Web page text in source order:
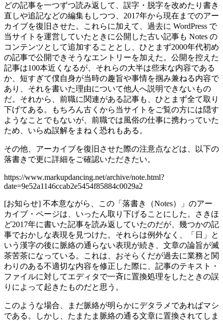
どの記事を一つずつ読み返して、誤字・脱字を改めたり書き
直しや追記などの編集もしつつ、2017年から現在までのアー
カイブを復旧させた。これらに加えて、過去に WordPress で
当サイトを運営していたときに公開した古い記事も Notes の
コンテンツとして追加することとし、ひとまず2000年代初め
の記事で公開できそうなエントリーを加えた。公開を控えた
記事は100本近くなるが、それらの大半は些末な内容である
か、短すぎて僕自身が当時の趣旨や事情を掴み兼ねる内容で
あり、それを書いた理由について他人へ説明できないもの
だ。それから、前職に関連がある記事も、ひとまず全て取り
下げてある。もちろん古くから当サイトをご覧の方には隠す
ようなことでもないが、前職では風俗の仕事に携わっていた
ため、いらぬ誤解をまねく恐れもある。
その他、アーカイブを復旧させた際の注意点などは、以下の
落書きで更に詳細をご確認いただきたい。
https://www.markupdancing.net/archive/note.html?
date=9e52a1146ccab2e5454f85884c0029a2
[お知らせ] 不本意ながら、この「落書き（Notes）」のアー
カイブ・ページは、いったん取り下げることにした。さきほ
ど2017年に書いた記事を読み返していたのだが、幾つかの記
事でおかしな表現を見つけた。それらは例外なく、「日」と
いう漢字の後に脈絡の通らない表現が続き、文章の論旨が滅
茶苦茶になっている。これは、おそらくだが過去に業務と関
わりのある不適切な内容を修正した際に、記事のテキスト・
ファイルに対してエディタで一斉に置換処理をしたときの誤
りによって起きたものだと思う。
このような場合、まだ脈絡が明らかにデタラメであればマシ
である。しかし、たまたま脈絡の通る文章に置換されてしま